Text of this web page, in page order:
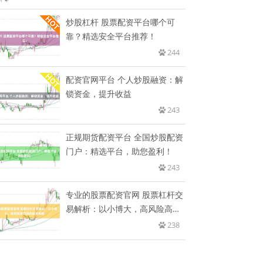
炒股杠杆 股票配资平台哪个可
靠？精选安全平台推荐！
244
配资官网平台 个人炒股融资：解
锁资金，提升收益
243
正规期货配资平台 全国炒股配资
门户：精选平台，助您盈利！
243
专业的股票配资官网 股票杠杆交
易解析：以小博大，高风险高回
238